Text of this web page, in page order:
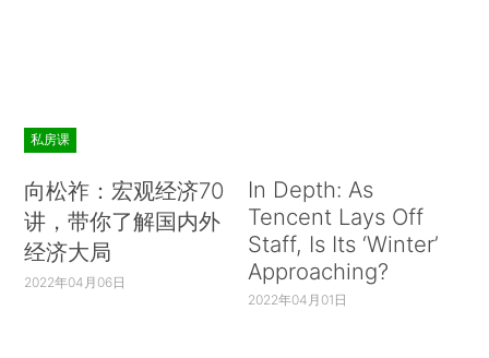
私房课
向松祚：宏观经济70
讲，带你了解国内外
经济大局
2022年04月06日
In Depth: As
Tencent Lays Off
Staff, Is Its ‘Winter’
Approaching?
2022年04月01日